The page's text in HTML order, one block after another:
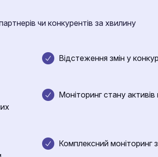
чи конкурентів за хвилину
Відстеження змін у
Моніторинг стану
Комплексний моніторинг